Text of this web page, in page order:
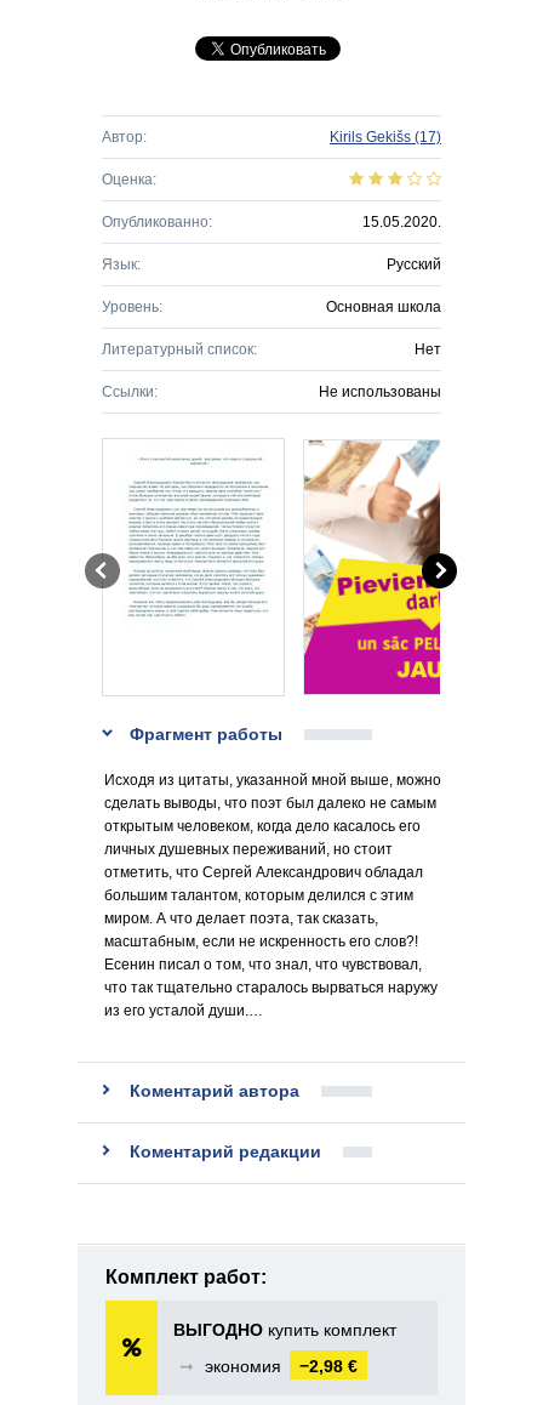
Автор: Kirils Gekišs (17)
Оценка:
Опубликованно: 15.05.2020.
Язык: Русский
Уровень: Основная школа
Литературный список: Нет
Ссылки: Не использованы
Фрагмент работы
Исходя из цитаты, указанной мной выше, можно
сделать выводы, что поэт был далеко не самым
открытым человеком, когда дело касалось его
личных душевных переживаний, но стоит
отметить, что Сергей Александрович обладал
большим талантом, которым делился с этим
миром. А что делает поэта, так сказать,
масштабным, если не искренность его слов?!
Есенин писал о том, что знал, что чувствовал,
что так тщательно старалось вырваться наружу
из его усталой души.…
Коментарий автора
Коментарий редакции
Комплект работ:
ВЫГОДНО купить комплект
➞
экономия −2,98 €